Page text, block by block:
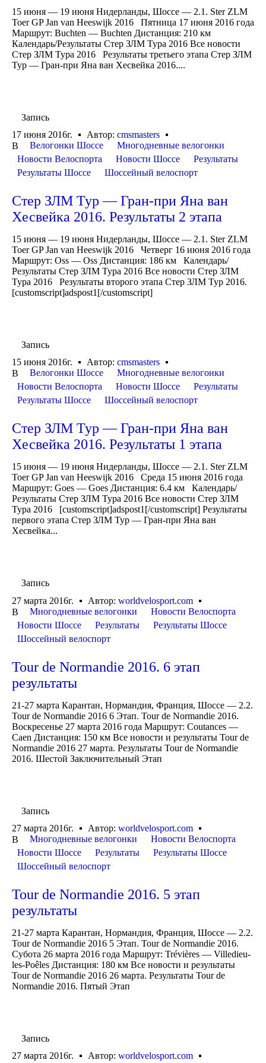
15 июня — 19 июня Нидерланды, Шоссе — 2.1. Ster ZLM
Toer GP Jan van Heeswijk 2016 Пятница 17 июня 2016 года
Маршрут: Buchten — Buchten Дистанция: 210 км
Календарь/Результаты Стер ЗЛМ Тура 2016 Все новости
Стер ЗЛМ Тура 2016 Результаты третьего этапа Стер ЗЛМ
Тур — Гран-при Яна ван Хесвейка 2016....
Запись
17 июня 2016г.
Автор: cmsmasters
В
Велогонки Шоссе
Многодневные велогонки
Новости Велоспорта
Новости Шоссе
Результаты
Результаты Шоссе
Шоссейный велоспорт
Стер ЗЛМ Тур — Гран-при Яна ван
Хесвейка 2016. Результаты 2 этапа
15 июня — 19 июня Нидерланды, Шоссе — 2.1. Ster ZLM
Toer GP Jan van Heeswijk 2016 Четверг 16 июня 2016 года
Маршрут: Oss — Oss Дистанция: 186 км Календарь/
Результаты Стер ЗЛМ Тура 2016 Все новости Стер ЗЛМ
Тура 2016 Результаты второго этапа Стер ЗЛМ Тур 2016.
[customscript]adspost1[/customscript]
Запись
15 июня 2016г.
Автор: cmsmasters
В
Велогонки Шоссе
Многодневные велогонки
Новости Велоспорта
Новости Шоссе
Результаты
Результаты Шоссе
Шоссейный велоспорт
Стер ЗЛМ Тур — Гран-при Яна ван
Хесвейка 2016. Результаты 1 этапа
15 июня — 19 июня Нидерланды, Шоссе — 2.1. Ster ZLM
Toer GP Jan van Heeswijk 2016 Среда 15 июня 2016 года
Маршрут: Goes — Goes Дистанция: 6.4 км Календарь/
Результаты Стер ЗЛМ Тура 2016 Все новости Стер ЗЛМ
Тура 2016 [customscript]adspost1[/customscript] Результаты
первого этапа Стер ЗЛМ Тур — Гран-при Яна ван
Хесвейка...
Запись
27 марта 2016г.
Автор: worldvelosport.com
В
Многодневные велогонки
Новости Велоспорта
Новости Шоссе
Результаты
Результаты Шоссе
Шоссейный велоспорт
Tour de Normandie 2016. 6 этап
результаты
21-27 марта Карантан, Нормандия, Франция, Шоссе — 2.2.
Tour de Normandie 2016 6 Этап. Tour de Normandie 2016.
Воскресенье 27 марта 2016 года Маршрут: Coutances —
Caen Дистанция: 150 км Все новости и результаты Tour de
Normandie 2016 27 марта. Результаты Tour de Normandie
2016. Шестой Заключительный Этап
Запись
27 марта 2016г.
Автор: worldvelosport.com
В
Многодневные велогонки
Новости Велоспорта
Новости Шоссе
Результаты
Результаты Шоссе
Шоссейный велоспорт
Tour de Normandie 2016. 5 этап
результаты
21-27 марта Карантан, Нормандия, Франция, Шоссе — 2.2.
Tour de Normandie 2016 5 Этап. Tour de Normandie 2016.
Субота 26 марта 2016 года Маршрут: Trévières — Villedieu-
les-Poêles Дистанция: 180 км Все новости и результаты
Tour de Normandie 2016 26 марта. Результаты Tour de
Normandie 2016. Пятый Этап
Запись
27 марта 2016г.
Автор: worldvelosport.com